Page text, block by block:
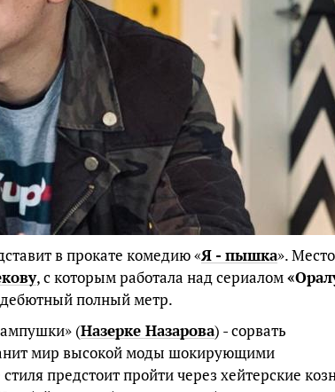
в прокате комедию «Я - пышка». Место
, с которым работала над сериалом
полный метр.
(Назерке Назарова) - сорвать
мир высокой моды шокирующими
предстоит пройти через хейтерские